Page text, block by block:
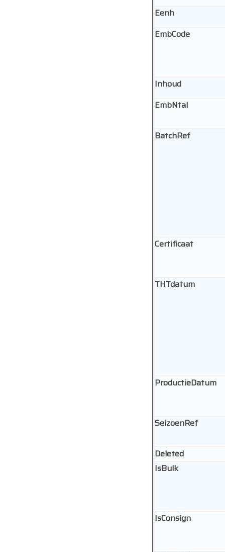
Eenh
EmbCode
Inhoud
EmbNtal
BatchRef
Certificaat
THTdatum
ProductieDatum
SeizoenRef
Deleted
IsBulk
IsConsign